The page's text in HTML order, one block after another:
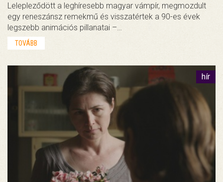
Lelepleződött a leghíresebb magyar vámpír, megmozdult
egy reneszánsz remekmű és visszatértek a 90-es évek
legszebb animációs pillanatai –…
TOVÁBB
hír